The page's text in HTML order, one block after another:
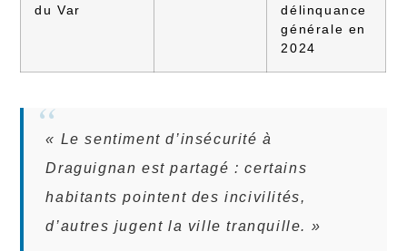
du Var
délinquance
générale en
2024
« Le sentiment d’insécurité à
Draguignan est partagé : certains
habitants pointent des incivilités,
d’autres jugent la ville tranquille. »